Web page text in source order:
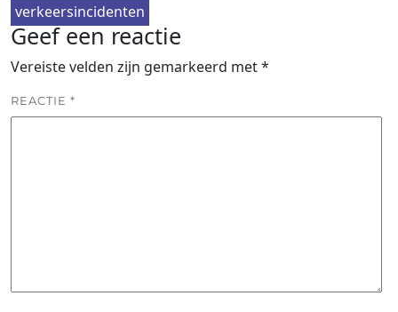
verkeersincidenten
Geef een reactie
Vereiste velden zijn gemarkeerd met*
REACTIE *